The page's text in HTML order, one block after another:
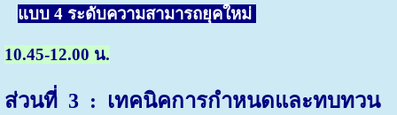
แบบ 4 ระดับความสามารถยุคใหม่
10.45-12.00 น.
ส่วนที่ 3 : เทคนิคการกำหนดและทบทวน